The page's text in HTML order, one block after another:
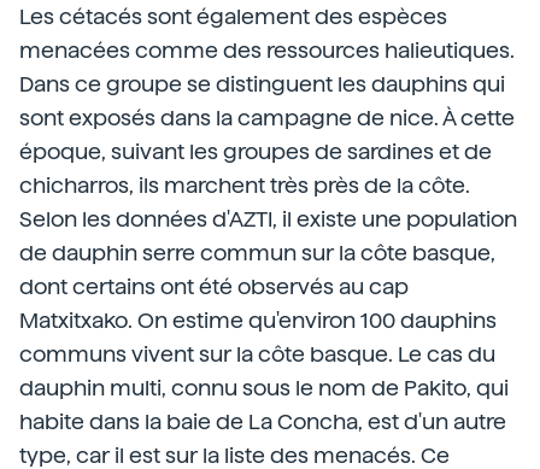
Les cétacés sont également des espèces
menacées comme des ressources halieutiques.
Dans ce groupe se distinguent les dauphins qui
sont exposés dans la campagne de nice. À cette
époque, suivant les groupes de sardines et de
chicharros, ils marchent très près de la côte.
Selon les données d'AZTI, il existe une population
de dauphin serre commun sur la côte basque,
dont certains ont été observés au cap
Matxitxako. On estime qu'environ 100 dauphins
communs vivent sur la côte basque. Le cas du
dauphin multi, connu sous le nom de Pakito, qui
habite dans la baie de La Concha, est d'un autre
type, car il est sur la liste des menacés. Ce